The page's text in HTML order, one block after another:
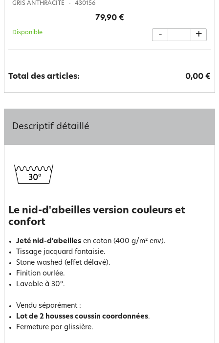
GRIS ANTHRACITE 430156
79,90 €
Disponible - +
Total des articles: 0,00 €
Descriptif détaillé
Le nid-d'abeilles version couleurs et
confort
Jeté nid-d'abeilles en coton (400 g/m² env).
Tissage jacquard fantaisie.
Stone washed (effet délavé).
Finition ourlée.
Lavable à 30°.
Vendu séparément :
Lot de 2 housses coussin coordonnées.
Fermeture par glissière.